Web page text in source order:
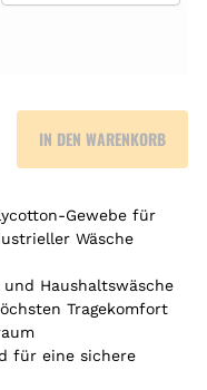
IN DEN WARENKORB
Gewebe für
Wäsche
Haushaltswäsche
Tragekomfort
für eine sichere